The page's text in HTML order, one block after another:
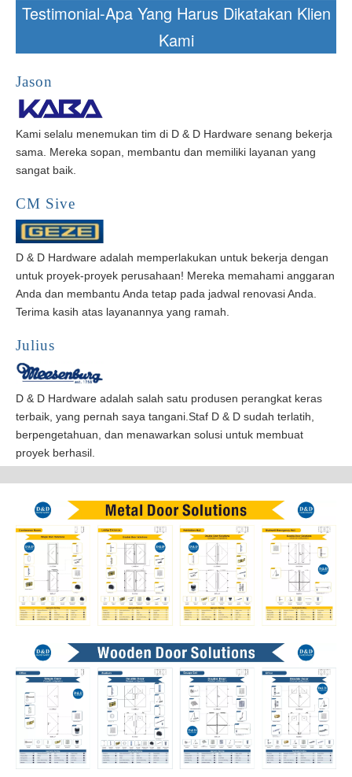
Testimonial-Apa Yang Harus Dikatakan Klien
Kami
Jason
Kami selalu menemukan tim di D & D Hardware senang bekerja
sama. Mereka sopan, membantu dan memiliki layanan yang
sangat baik.
CM Sive
D & D Hardware adalah memperlakukan untuk bekerja dengan
untuk proyek-proyek perusahaan! Mereka memahami anggaran
Anda dan membantu Anda tetap pada jadwal renovasi Anda.
Terima kasih atas layanannya yang ramah.
Julius
D & D Hardware adalah salah satu produsen perangkat keras
terbaik, yang pernah saya tangani. Staf D & D sudah terlatih,
berpengetahuan, dan menawarkan solusi untuk membuat
proyek berhasil.